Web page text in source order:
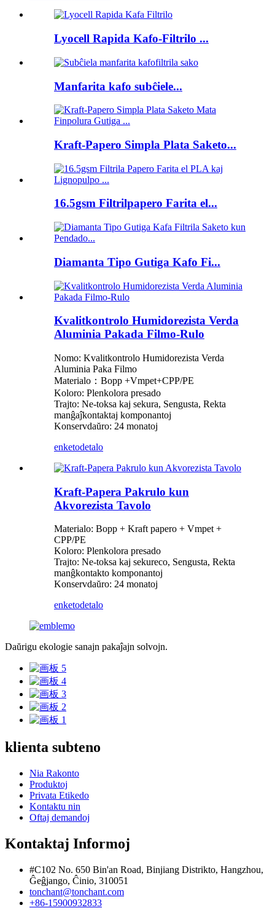
Lyocell Rapida Kafo-Filtrilo ...
Manfarita kafo subĉiele...
Kraft-Papero Simpla Plata Saketo...
16.5gsm Filtrilpapero Farita el...
Diamanta Tipo Gutiga Kafo Fi...
Kvalitkontrolo Humidorezista Verda
Aluminia Pakada Filmo-Rulo
Nomo: Kvalitkontrolo Humidorezista Verda
Aluminia Paka Filmo
Materialo：Bopp +Vmpet+CPP/PE
Koloro: Plenkolora presado
Trajto: Ne-toksa kaj sekura, Sengusta, Rekta
manĝaĵkontaktaj komponantoj
Konservdaŭro: 24 monatoj
enketodetalo
Kraft-Papera Pakrulo kun
Akvorezista Tavolo
Materialo: Bopp + Kraft papero + Vmpet +
CPP/PE
Koloro: Plenkolora presado
Trajto: Ne-toksa kaj sekureco, Sengusta, Rekta
manĝkontakto komponantoj
Konservdaŭro: 24 monatoj
enketodetalo
Daŭrigu ekologie sanajn pakaĵajn solvojn.
klienta subteno
Nia Rakonto
Produktoj
Privata Etikedo
Kontaktu nin
Oftaj demandoj
Kontaktaj Informoj
#C102 No. 650 Bin'an Road, Binjiang Distrikto, Hangzhou,
Ĝeĝjango, Ĉinio, 310051
tonchant@tonchant.com
+86-15900932833